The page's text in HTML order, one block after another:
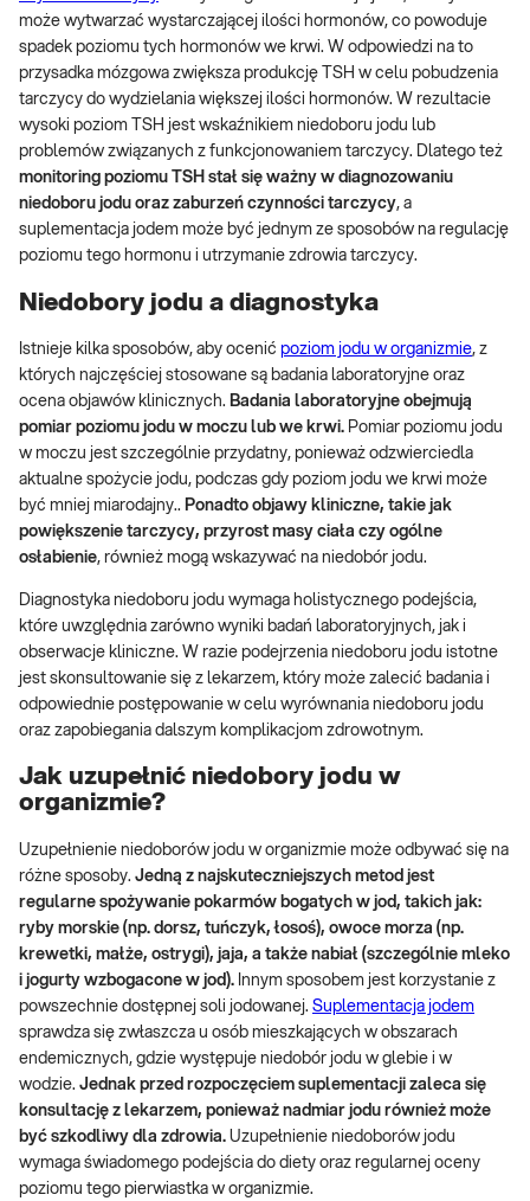
może wytwarzać wystarczającej ilości hormonów, co powoduje
spadek poziomu tych hormonów we krwi. W odpowiedzi na to
przysadka mózgowa zwiększa produkcję TSH w celu pobudzenia
tarczycy do wydzielania większej ilości hormonów. W rezultacie
wysoki poziom TSH jest wskaźnikiem niedoboru jodu lub
problemów związanych z funkcjonowaniem tarczycy. Dlatego też
monitoring poziomu TSH stał się ważny w diagnozowaniu
niedoboru jodu oraz zaburzeń czynności tarczycy, a
suplementacja jodem może być jednym ze sposobów na regulację
poziomu tego hormonu i utrzymanie zdrowia tarczycy.
Niedobory jodu a diagnostyka
Istnieje kilka sposobów, aby ocenić poziom jodu w organizmie, z
których najczęściej stosowane są badania laboratoryjne oraz
ocena objawów klinicznych. Badania laboratoryjne obejmują
pomiar poziomu jodu w moczu lub we krwi. Pomiar poziomu jodu
w moczu jest szczególnie przydatny, ponieważ odzwierciedla
aktualne spożycie jodu, podczas gdy poziom jodu we krwi może
być mniej miarodajny.. Ponadto objawy kliniczne, takie jak
powiększenie tarczycy, przyrost masy ciała czy ogólne
osłabienie, również mogą wskazywać na niedobór jodu.
Diagnostyka niedoboru jodu wymaga holistycznego podejścia,
które uwzględnia zarówno wyniki badań laboratoryjnych, jak i
obserwacje kliniczne. W razie podejrzenia niedoboru jodu istotne
jest skonsultowanie się z lekarzem, który może zalecić badania i
odpowiednie postępowanie w celu wyrównania niedoboru jodu
oraz zapobiegania dalszym komplikacjom zdrowotnym.
Jak uzupełnić niedobory jodu w
organizmie?
Uzupełnienie niedoborów jodu w organizmie może odbywać się na
różne sposoby. Jedną z najskuteczniejszych metod jest
regularne spożywanie pokarmów bogatych w jod, takich jak:
ryby morskie (np. dorsz, tuńczyk, łosoś), owoce morza (np.
krewetki, małże, ostrygi), jaja, a także nabiał (szczególnie mleko
i jogurty wzbogacone w jod). Innym sposobem jest korzystanie z
powszechnie dostępnej soli jodowanej. Suplementacja jodem
sprawdza się zwłaszcza u osób mieszkających w obszarach
endemicznych, gdzie występuje niedobór jodu w glebie i w
wodzie. Jednak przed rozpoczęciem suplementacji zaleca się
konsultację z lekarzem, ponieważ nadmiar jodu również może
być szkodliwy dla zdrowia. Uzupełnienie niedoborów jodu
wymaga świadomego podejścia do diety oraz regularnej oceny
poziomu tego pierwiastka w organizmie.